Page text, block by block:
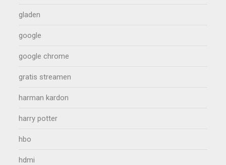
gladen
google
google chrome
gratis streamen
harman kardon
harry potter
hbo
hdmi